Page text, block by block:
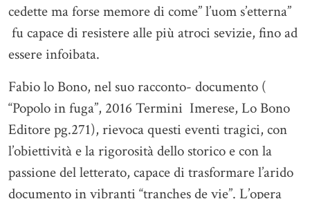
cedette ma forse memore di come” l’uom s’etterna”
fu capace di resistere alle più atroci sevizie, fino ad
essere infoibata.
Fabio lo Bono, nel suo racconto- documento (
“Popolo in fuga”, 2016 Termini Imerese, Lo Bono
Editore pg.271), rievoca questi eventi tragici, con
l’obiettività e la rigorosità dello storico e con la
passione del letterato, capace di trasformare l’arido
documento in vibranti “tranches de vie”. L’opera